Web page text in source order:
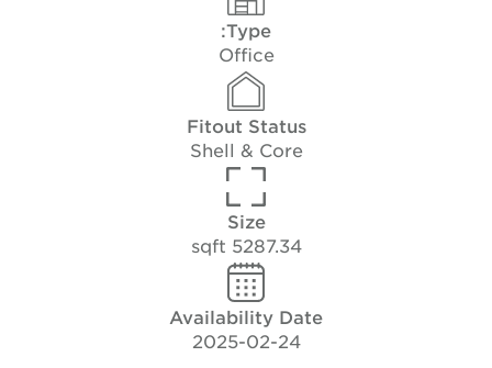
Type:
Office
Fitout Status
Shell & Core
Size
5287.34 sqft
Availability Date
2025-02-24